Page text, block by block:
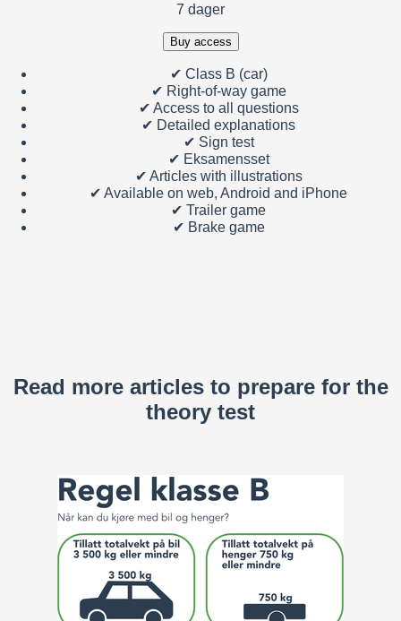
7 dager
Buy access
✔ Class B (car)
✔ Right-of-way game
✔ Access to all questions
✔ Detailed explanations
✔ Sign test
✔ Eksamensset
✔ Articles with illustrations
✔ Available on web, Android and iPhone
✔ Trailer game
✔ Brake game
Read more articles to prepare for the
theory test